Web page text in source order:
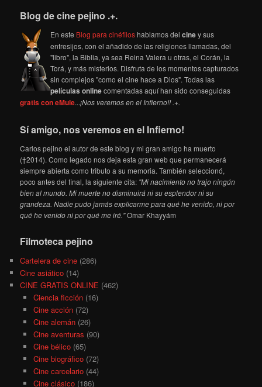
Blog de cine pejino .+.
En este Blog para cinéfiloshablamos delciney sus
entresijos, con el añadido de las religiones llamadas, del
"libro", la Biblia, ya sea Reina Valera u otras, el Corán, la
Torá, y más misterios. Disfruta de los momentos capturados
sin complejos "como el cine hace a Dios". Todas las
películas onlinecomentadas aquí han sido conseguidas
gratis con eMule...¡Nos veremos en el Infierno!! .+.
Sí amigo, nos veremos en el Infierno!
Carlos pejino el autor de este blog y mi gran amigo ha muerto
(†2014). Como legado nos deja esta gran web que permanecerá
siempre abierta como tributo a su memoria. También seleccionó,
poco antes del final, la siguiente cita: "Mi nacimiento no trajo ningún
bien al mundo. Mi muerte no disminuirá ni su esplendor ni su
grandeza. Nadie pudo jamás explicarme para qué he venido, ni por
qué he venido ni por qué me iré."Omar Khayyám
Filmoteca pejino
Cartelera de cine (286)
Cine asiático (14)
CINE GRATIS ONLINE (462)
Ciencia ficción(16)
Cine acción(72)
Cine alemán(26)
Cine aventuras (90)
Cine bélico(65)
Cine biográfico(72)
Cine carcelario(44)
Cine clásico(186)